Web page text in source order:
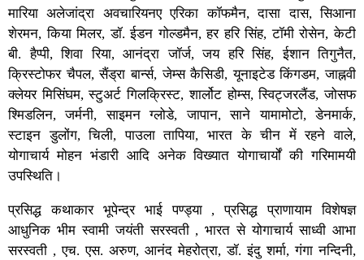
मारिया अलेजांद्रा अवचारियनए एरिका कॉफमैन, दासा दास, सिआना
शेरमन, किया मिलर, डॉ. ईडन गोल्डमैन, हर हरि सिंह, टॉमी रोसेन, केटी
बी. हैप्पी, शिवा रिया, आनंद्रा जॉर्ज, जय हरि सिंह, ईशान तिगुनैत,
क्रिस्टोफर चैपल, सैंड्रा बार्न्स, जेम्स कैसिडी, यूनाइटेड किंगडम, जाह्नवी
क्लेयर मिसिंघम, स्टुअर्ट गिलक्रिस्ट, शार्लोट होम्स, स्विट्जरलैंड, जोसफ
श्मिडलिन, जर्मनी, साइमन ग्लोडे, जापान, साने यामामोटो, डेनमार्क,
स्टाइन डुलोंग, चिली, पाउला तापिया, भारत के चीन में रहने वाले,
योगाचार्य मोहन भंडारी आदि अनेक विख्यात योगाचार्यों की गरिमामयी
उपस्थिति।
प्रसिद्ध कथाकार भूपेन्द्र भाई पण्ड्या , प्रसिद्ध प्राणायाम विशेषज्ञ
आधुनिक भीम स्वामी जयंती सरस्वती , भारत से योगाचार्य साध्वी आभा
सरस्वती , एच. एस. अरुण, आनंद मेहरोत्रा, डॉ. इंदु शर्मा, गंगा नन्दिनी,